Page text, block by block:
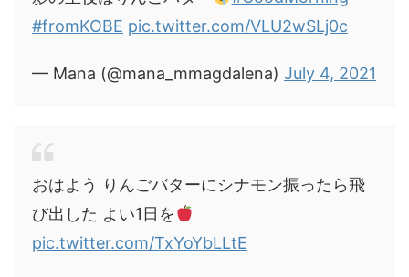
#fromKOBE pic.twitter.com/VLU2wSLj0c
— Mana (@mana_mmagdalena) July 4, 2021
おはよう りんごバターにシナモン振ったら飛
び出した よい1日を
pic.twitter.com/TxYoYbLLtE